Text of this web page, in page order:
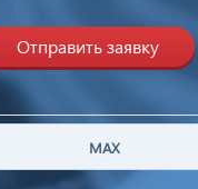
Отправить заявку
MAX